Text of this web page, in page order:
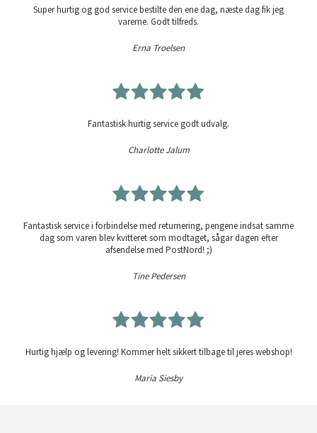
Super hurtig og god service bestilte den ene dag, næste dag fik jeg
varerne. Godt tilfreds.
Erna Troelsen
Fantastisk hurtig service godt udvalg.
Charlotte Jalum
Fantastisk service i forbindelse med returnering, pengene indsat samme
dag som varen blev kvitteret som modtaget, sågar dagen efter
afsendelse med PostNord! ;)
Tine Pedersen
Hurtig hjælp og levering! Kommer helt sikkert tilbage til jeres webshop!
Maria Siesby